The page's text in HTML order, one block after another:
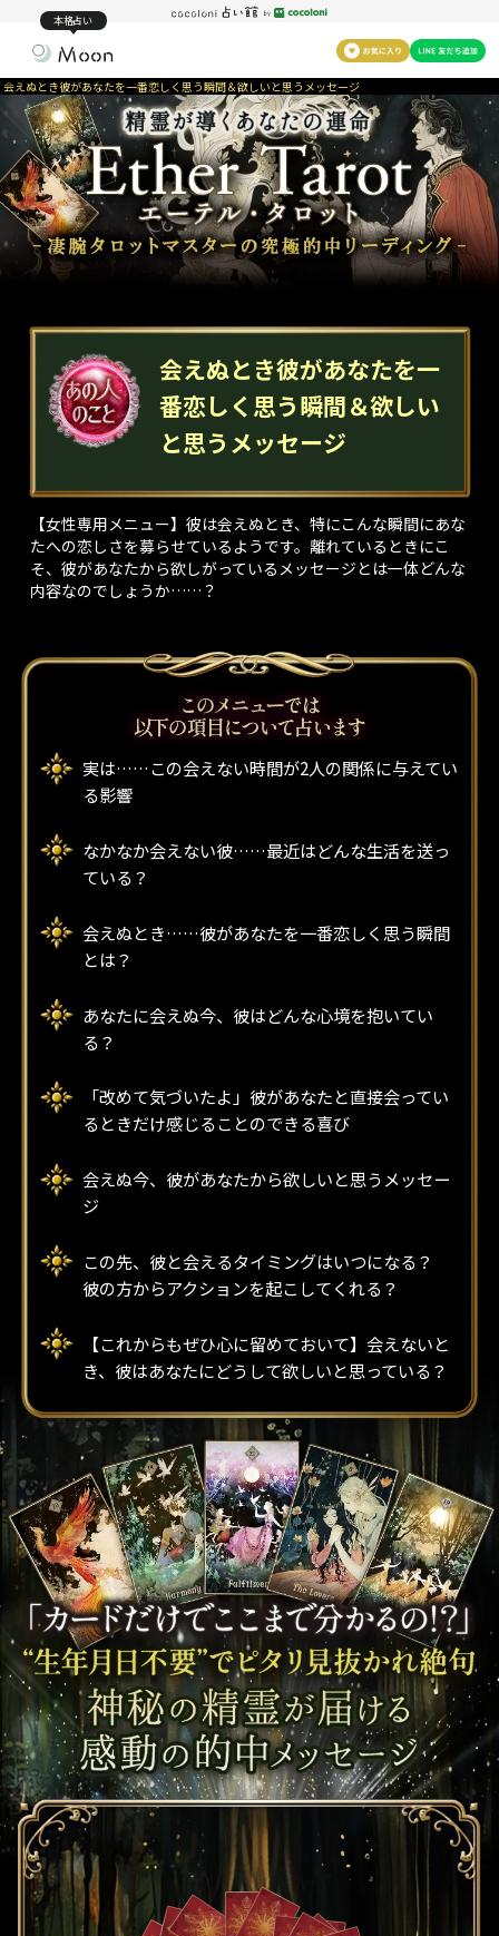
本格占い
会えぬとき彼があなたを一番恋しく思う瞬間＆欲しいと思うメッセージ
会えぬとき彼があなたを一
番恋しく思う瞬間＆欲しい
と思うメッセージ
【女性専用メニュー】彼は会えぬとき、特にこんな瞬間にあな
たへの恋しさを募らせているようです。離れているときにこ
そ、彼があなたから欲しがっているメッセージとは一体どんな
内容なのでしょうか……？
実は……この会えない時間が2人の関係に与えてい
る影響
なかなか会えない彼……最近はどんな生活を送っ
ている？
会えぬとき……彼があなたを一番恋しく思う瞬間
とは？
あなたに会えぬ今、彼はどんな心境を抱いてい
る？
「改めて気づいたよ」彼があなたと直接会ってい
るときだけ感じることのできる喜び
会えぬ今、彼があなたから欲しいと思うメッセー
ジ
この先、彼と会えるタイミングはいつになる？
彼の方からアクションを起こしてくれる？
【これからもぜひ心に留めておいて】会えないと
き、彼はあなたにどうして欲しいと思っている？